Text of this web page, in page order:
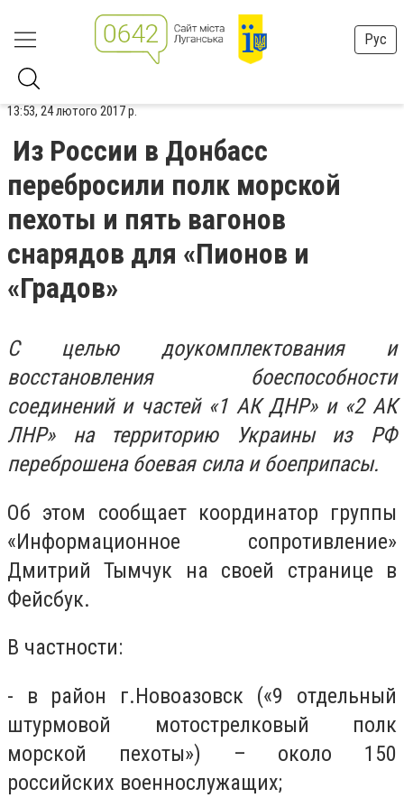
Рус
13:53, 24 лютого 2017 р.
Из России в Донбасс
перебросили полк морской
пехоты и пять вагонов
снарядов для «Пионов и
«Градов»
С целью доукомплектования и
восстановления боеспособности
соединений и частей «1 АК ДНР» и «2 АК
ЛНР» на территорию Украины из РФ
переброшена боевая сила и боеприпасы.
Об этом сообщает координатор группы
«Информационное сопротивление»
Дмитрий Тымчук на своей странице в
Фейсбук.
В частности:
- в район г.Новоазовск («9 отдельный
штурмовой мотострелковый полк
морской пехоты») – около 150
российских военнослужащих;